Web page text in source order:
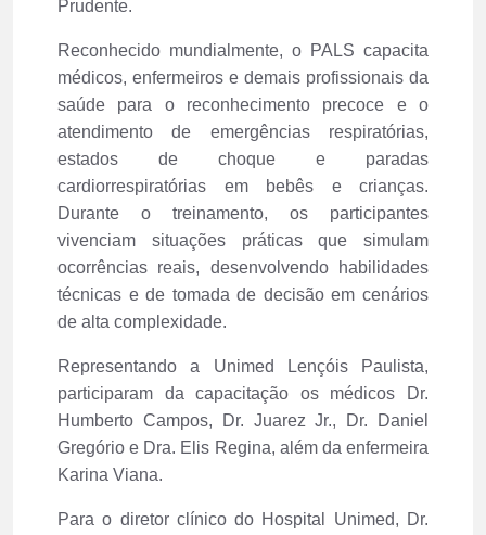
Prudente.
Reconhecido mundialmente, o PALS capacita
médicos, enfermeiros e demais profissionais da
saúde para o reconhecimento precoce e o
atendimento de emergências respiratórias,
estados de choque e paradas
cardiorrespiratórias em bebês e crianças.
Durante o treinamento, os participantes
vivenciam situações práticas que simulam
técnicas e de tomada de decisão em cenários
de alta complexidade.
Representando a Unimed Lençóis Paulista,
participaram da capacitação os médicos Dr.
Humberto Campos, Dr. Juarez Jr., Dr. Daniel
Karina Viana.